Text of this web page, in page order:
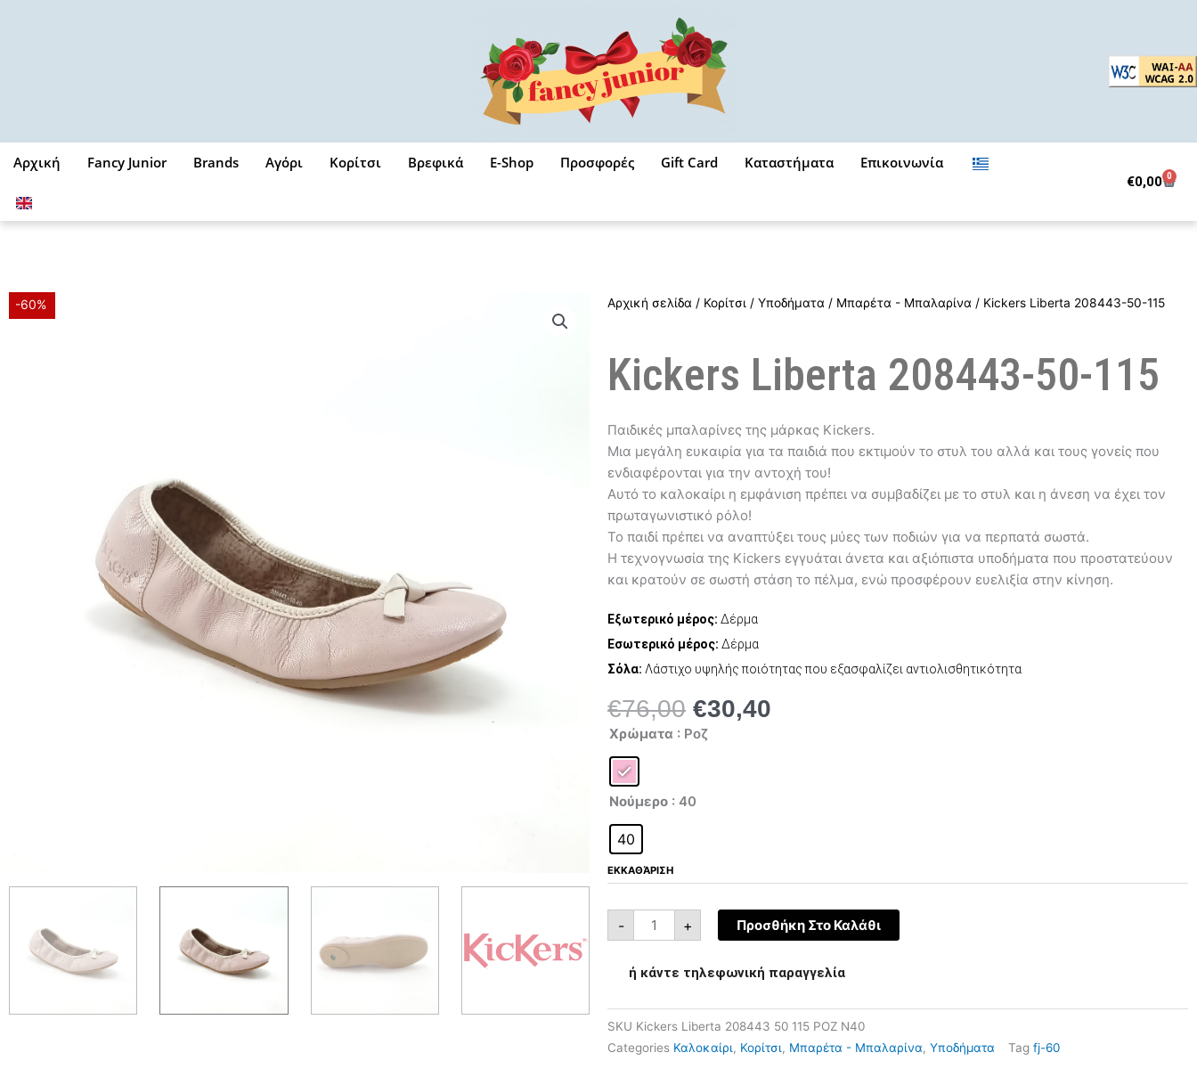
Αρχική Fancy Junior Brands Αγόρι Κορίτσι Βρεφικά E-Shop Προσφορές Gift Card Καταστήματα Επικοινωνία
€0,00 0
Cart
-60% Αρχική σελίδα / Κορίτσι / Υποδήματα / Μπαρέτα - Μπαλαρίνα / Kickers Liberta 208443-50-115
Kickers Liberta 208443-50-115
Παιδικές μπαλαρίνες της μάρκας Kickers.
Μια μεγάλη ευκαιρία για τα παιδιά που εκτιμούν το στυλ του αλλά και τους γονείς που
ενδιαφέρονται για την αντοχή του!
Αυτό το καλοκαίρι η εμφάνιση πρέπει να συμβαδίζει με το στυλ και η άνεση να έχει τον
πρωταγωνιστικό ρόλο!
Το παιδί πρέπει να αναπτύξει τους μύες των ποδιών για να περπατά σωστά.
Η τεχνογνωσία της Kickers εγγυάται άνετα και αξιόπιστα υποδήματα που προστατεύουν
και κρατούν σε σωστή στάση το πέλμα, ενώ προσφέρουν ευελιξία στην κίνηση.
Εξωτερικό μέρος: Δέρμα
Εσωτερικό μέρος: Δέρμα
Σόλα: Λάστιχο υψηλής ποιότητας που εξασφαλίζει αντιολισθητικότητα
€76,00 Original
price
€30,40
Χρώματα : Ροζ
Νούμερο : 40
40
ΕΚΚΑΘΆΡΙΣΗ
-
Kickers
Liberta
208443-
115
ποσότητα
+ Προσθήκη Στο Καλάθι
ή κάντε τηλεφωνική παραγγελία
SKU Kickers Liberta 208443 50 115 ΡΟΖ N40
Categories Καλοκαίρι, Κορίτσι, Μπαρέτα - Μπαλαρίνα, Υποδήματα Tag fj-60